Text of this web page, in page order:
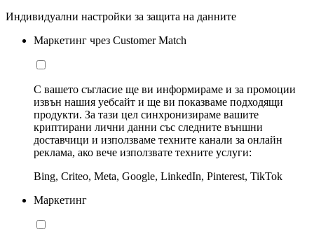
Индивидуални настройки за защита на данните
Маркетинг чрез Customer Match
С вашето съгласие ще ви информираме и за промоции
извън нашия уебсайт и ще ви показваме подходящи
продукти. За тази цел синхронизираме вашите
криптирани лични данни със следните външни
доставчици и използваме техните канали за онлайн
реклама, ако вече използвате техните услуги:
Bing, Criteo, Meta, Google, LinkedIn, Pinterest, TikTok
Маркетинг